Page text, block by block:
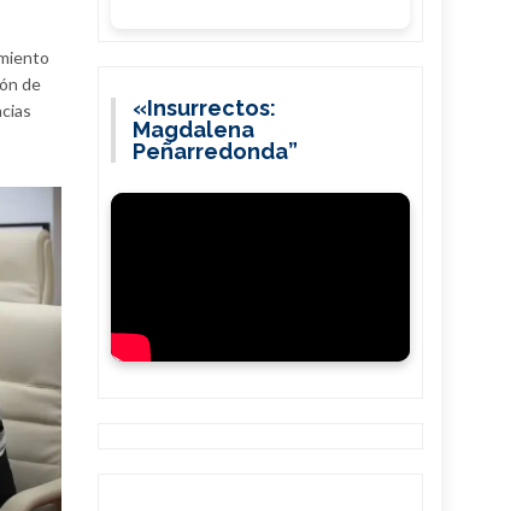
de
«Insurrectos:
Magdalena
Peñarredonda”